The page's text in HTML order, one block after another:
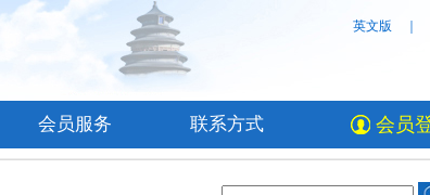
英文版
会员服务 联系方式 会员